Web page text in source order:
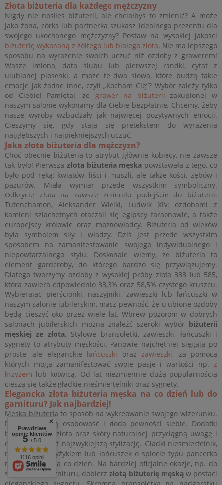
Złota biżuteria dla każdego mężczyzny
Nigdy nie nosiłeś biżuterii, ale chciałbyś to zmienić? A może
jako żona, córka lub partnerka szukasz idealnego prezentu dla
swojego ukochanego mężczyzny? Postaw na wysokiej jakości
biżuterię wykonaną z żółtego lub białego złota. Nie ma lepszego
sposobu na wyrażenie swoich uczuć niż ozdoby z grawerem!
Wasze imiona, data ślubu lub pierwszej randki, cytat z
ulubionej piosenki, a może te dwa słowa, które budzą takie
emocje jak żadne inne, czyli „Kocham Cię”? Wybór zależy tylko
od Ciebie! Pamiętaj, że grawer na biżuterii zakupionej w
naszym salonie wykonamy dla Ciebie bezpłatnie. Chcemy, żeby
nasze wyroby wzbudzały jak najwięcej pozytywnych emocji.
Cieszymy się, gdy stają się pretekstem do wyrażenia
najgłębszych i najpiękniejszych uczuć.
Jaka złota biżuteria dla mężczyzn?
Choć obecnie biżuteria to atrybut głównie kobiecy, nie zawsze
tak było! Pierwsza złota biżuteria męska powstawała z tego, co
było pod ręką: kwiatów, liści i muszli, ale także kości, zębów i
pazurów. Miała wymiar przede wszystkim symboliczny.
Odkrycie złota na zawsze zmieniło podejście do biżuterii.
Tutenchamon, Aleksander Wielki, Ludwik XIV: ozdobami z
kamieni szlachetnych otaczali się egipscy faraonowie, a także
europejscy królowie oraz możnowładcy. Biżuteria od wieków
była symbolem siły i władzy. Dziś jest przede wszystkim
sposobem na zamanifestowanie swojego indywidualnego i
niepowtarzalnego stylu. Doskonale wiemy, że biżuteria to
element garderoby, do którego bardzo się przywiązujemy.
Dlatego tworzymy ozdoby z wysokiej próby złota 333 lub 585,
która zawiera odpowiednio 33,3% oraz 58,5% czystego kruszcu.
Wybierając pierścionki, naszyjniki, zawieszki lub łańcuszki w
naszym salonie jubilerskim, masz pewność, że ulubione ozdoby
będą cieszyć oko przez wiele lat. Wbrew pozorom w dobrych
salonach jubilerskich można znaleźć szeroki wybór biżuterii
męskiej ze złota. Stylowe bransoletki, zawieszki, łańcuszki i
sygnety to atrybuty męskości. Panowie najchętniej sięgają po
proste, ale eleganckiełańcuszki orazzawieszki, za pomocą
których mogą zamanifestować swoje pasje i wartości np. z
krzyżem lub kotwicą. Od lat niezmiennie dużą popularnością
cieszą się także gładkie nieśmiertelniki oraz sygnety.
Elegancka złota biżuteria męska na co dzień lub do
garnituru? Jak najbardziej!
Męska biżuteria to sposób na wykreowanie swojego wizerunku.
Podkreśli Twoją osobowość i doda pewności siebie. Dodatki
biżuteryjne ze złota oraz skóry naturalnej przyciągną uwagę i
odmienią nawet najzwyklejszą stylizację. Gładki nieśmiertelnik,
naszyjnik z krzyżykiem lub łańcuszek o splocie typu pancerka
możesz nosić na co dzień. Na bardziej oficjalne okazje, np. do
szykownego garnituru, dobierzzłotą biżuterię męskąw postaci
Prawdziwe
opinie klientów
5/ 5.0
1116 opinii